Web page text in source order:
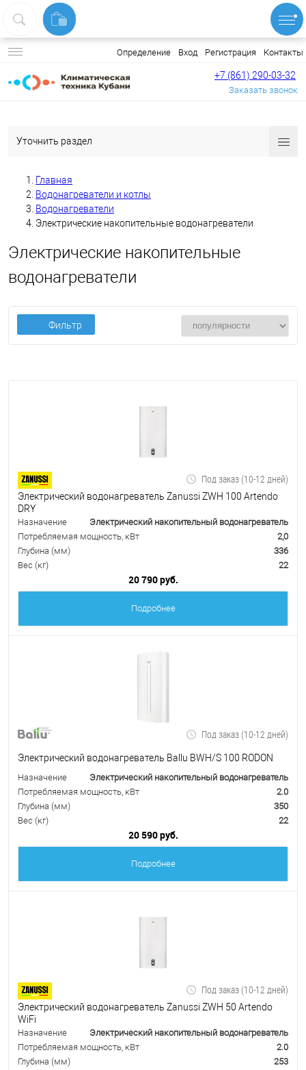
Определение Вход Регистрация Контакты
+7 (861) 290-03-32
Заказать звонок
Уточнить раздел
Главная
Водонагреватели и котлы
Водонагреватели
Электрические накопительные водонагреватели
Электрические накопительные
водонагреватели
Фильтр
Под заказ (10-12 дней)
Электрический водонагреватель Zanussi ZWH 100 Artendo
DRY
Назначение
Электрический накопительный водонагреватель
Потребляемая мощность, кВт
2,0
Глубина (мм)
336
Вес (кг)
22
20 790 руб.
Подробнее
Под заказ (10-12 дней)
Электрический водонагреватель Ballu BWH/S 100 RODON
Назначение
Электрический накопительный водонагреватель
Потребляемая мощность, кВт
2.0
Глубина (мм)
350
Вес (кг)
22
20 590 руб.
Подробнее
Под заказ (10-12 дней)
Электрический водонагреватель Zanussi ZWH 50 Artendo
WiFi
Назначение
Электрический накопительный водонагреватель
Потребляемая мощность, кВт
2.0
Глубина (мм)
253